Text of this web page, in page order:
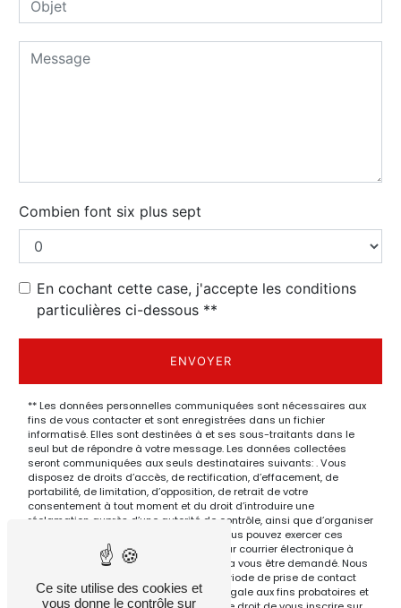
Combien font six plus sept
En cochant cette case, j'accepte les conditions
particulières ci-dessous **
ENVOYER
** Les données personnelles communiquées sont nécessaires aux
fins de vous contacter et sont enregistrées dans un fichier
informatisé. Elles sont destinées à et ses sous-traitants dans le
seul but de répondre à votre message. Les données collectées
seront communiquées aux seuls destinataires suivants: . Vous
disposez de droits d’accès, de rectification, d’effacement, de
portabilité, de limitation, d’opposition, de retrait de votre
consentement à tout moment et du droit d’introduire une
réclamation auprès d’une autorité de contrôle, ainsi que d’organiser
le sort de vos données post-mortem. Vous pouvez exercer ces
droits par voie postale à l'adresse ou par courrier électronique à
l'adresse . Un justificatif d'identité pourra vous être demandé. Nous
conservons vos données pendant la période de prise de contact
puis pendant la durée de prescription légale aux fins probatoires et
Ce site utilise des cookies et
vous donne le contrôle sur